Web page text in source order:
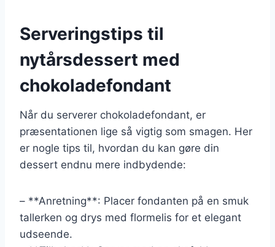
Serveringstips til
nytårsdessert med
chokoladefondant
Når du serverer chokoladefondant, er
præsentationen lige så vigtig som smagen. Her
er nogle tips til, hvordan du kan gøre din
dessert endnu mere indbydende:
– **Anretning**: Placer fondanten på en smuk
tallerken og drys med flormelis for et elegant
udseende.